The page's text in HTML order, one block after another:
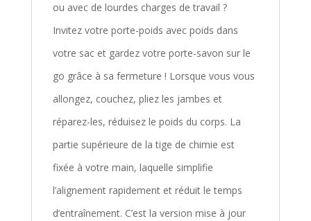
ou avec de lourdes charges de travail ?
Invitez votre porte-poids avec poids dans
votre sac et gardez votre porte-savon sur le
go grâce à sa fermeture ! Lorsque vous vous
allongez, couchez, pliez les jambes et
réparez-les, réduisez le poids du corps. La
partie supérieure de la tige de chimie est
fixée à votre main, laquelle simplifie
l’alignement rapidement et réduit le temps
d’entraînement. C’est la version mise à jour